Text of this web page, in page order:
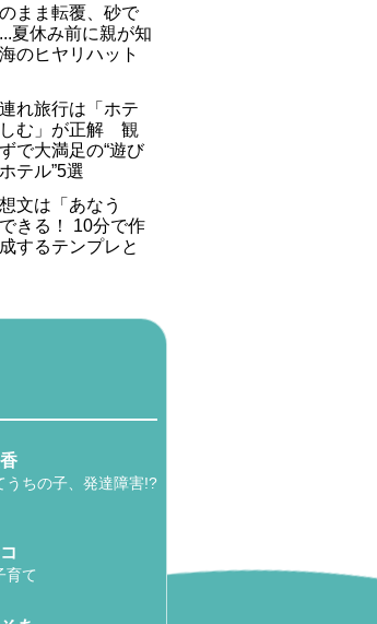
まま転覆、砂で
夏休み前に親が知
のヒヤリハット
れ旅行は「ホテ
しむ」が正解 観
で大満足の“遊び
テル”5選
文は「あなう
きる！ 10分で作
するテンプレと
うちの子、発達障害!?
育て